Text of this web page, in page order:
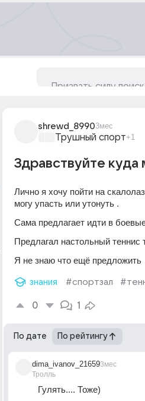
shrewd_89903мес
Трушный спорт+1
Здравствуйте куда
Лично я хочу пойти на
могу упасть или утонуть .
Сама предлагает идти в
Предлагал настольный теннис
Я не знаю что ещё предложить
знания #спортзал
0 1
По дате По рейтингу
dima_ivanov_21659
Тролль
3мес
Гулять.... Тоже)